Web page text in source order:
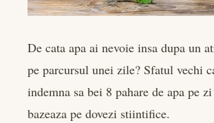
De cata apa ai nevoie insa dupa un
pe parcursul unei zile? Sfatul vechi
indemna sa bei 8 pahare de apa pe
bazeaza pe dovezi stiintifice.